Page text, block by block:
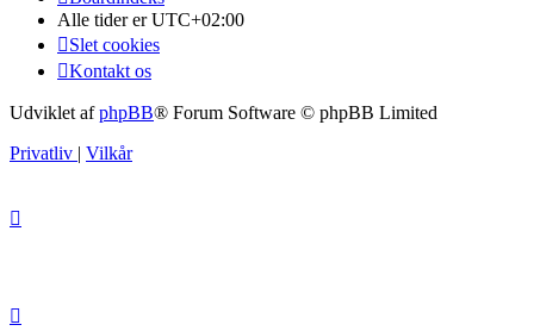
Alle tider erUTC+02:00
Slet cookies
Kontakt os
Udviklet afphpBB® Forum Software © phpBB Limited
Privatliv | Vilkår